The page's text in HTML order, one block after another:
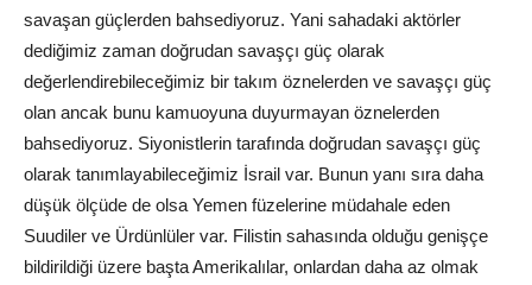
savaşan güçlerden bahsediyoruz. Yani sahadaki aktörler
dediğimiz zaman doğrudan savaşçı güç olarak
değerlendirebileceğimiz bir takım öznelerden ve savaşçı güç
olan ancak bunu kamuoyuna duyurmayan öznelerden
bahsediyoruz. Siyonistlerin tarafında doğrudan savaşçı güç
olarak tanımlayabileceğimiz İsrail var. Bunun yanı sıra daha
düşük ölçüde de olsa Yemen füzelerine müdahale eden
Suudiler ve Ürdünlüler var. Filistin sahasında olduğu genişçe
bildirildiği üzere başta Amerikalılar, onlardan daha az olmak